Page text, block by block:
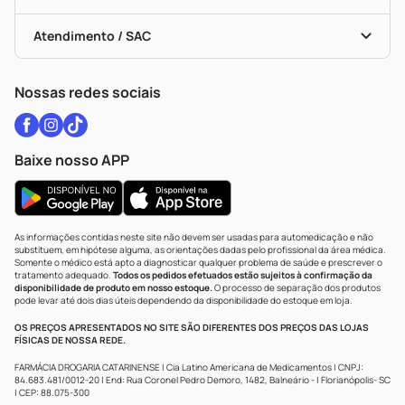
Troca E Devolução
Bulas De A A Z
Políticas De Marketplace
Testes Rápidos
Autoteste Covid-19
Vacinas
Certificado De Segurança
Portal Da Privacidade
Atendimento / SAC
WhatsApp (47) 9202-1687
Nossas redes sociais
Baixe nosso APP
As informações contidas neste site não devem ser usadas para automedicação e não
substituem, em hipótese alguma, as orientações dadas pelo profissional da área médica.
Somente o médico está apto a diagnosticar qualquer problema de saúde e prescrever o
tratamento adequado. Todos os pedidos efetuados estão sujeitos à confirmação da
disponibilidade de produto em nosso estoque.O processo de separação dos produtos
pode levar até dois dias úteis dependendo da disponibilidade do estoque em loja.
OS PREÇOS APRESENTADOS NO SITE SÃO DIFERENTES DOS PREÇOS DAS LOJAS
FÍSICAS DE NOSSA REDE.
FARMÁCIA DROGARIA CATARINENSE | Cia Latino Americana de Medicamentos | CNPJ:
84.683.481/0012-20 | End: Rua Coronel Pedro Demoro, 1482, Balneário - | Florianópolis- SC
| CEP: 88.075-300